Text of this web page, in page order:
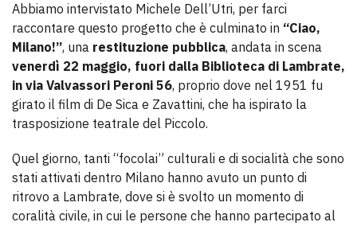
Abbiamo intervistato Michele Dell’Utri, per farci
raccontare questo progetto che è culminato in “Ciao,
Milano!”, una restituzione pubblica, andata in scena
venerdì 22 maggio, fuori dalla Biblioteca di Lambrate,
in via Valvassori Peroni 56, proprio dove nel 1951 fu
girato il film di De Sica e Zavattini, che ha ispirato la
trasposizione teatrale del Piccolo.
Quel giorno, tanti “focolai” culturali e di socialità che sono
stati attivati dentro Milano hanno avuto un punto di
ritrovo a Lambrate, dove si è svolto un momento di
coralità civile, in cui le persone che hanno partecipato al